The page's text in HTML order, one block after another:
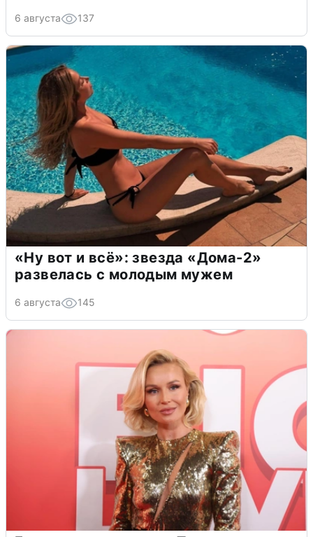
6 августа 137
«Ну вот и всё»: звезда «Дома-2»
развелась с молодым мужем
6 августа 145